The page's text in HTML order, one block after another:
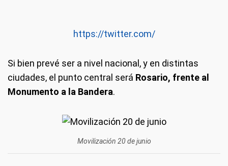
https://twitter.com/
Si bien prevé ser a nivel nacional, y en distintas
ciudades, el punto central será Rosario, frente al
Monumento a la Bandera.
Movilización 20 de junio